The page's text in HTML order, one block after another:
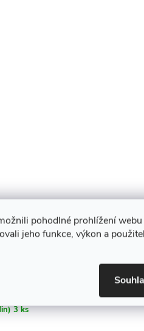
pohodlné prohlížení
jeho funkce, výkon a
3 ks